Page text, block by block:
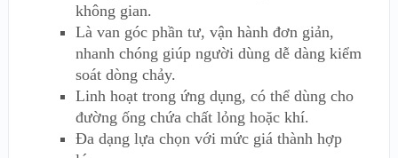
không gian.
Là van góc phần tư, vận hành đơn giản,
nhanh chóng giúp người dùng dễ dàng kiểm
soát dòng chảy.
Linh hoạt trong ứng dụng, có thể dùng cho
đường ống chứa chất lỏng hoặc khí.
Đa dạng lựa chọn với mức giá thành hợp